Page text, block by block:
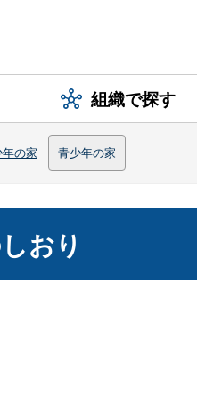
組織で探す
の家 青少年の家
おり